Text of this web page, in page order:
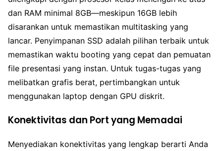
dan RAM minimal 8GB—meskipun 16GB lebih
disarankan untuk memastikan multitasking yang
lancar. Penyimpanan SSD adalah pilihan terbaik untuk
memastikan waktu booting yang cepat dan pemuatan
file presentasi yang instan. Untuk tugas-tugas yang
melibatkan grafis berat, pertimbangkan untuk
menggunakan laptop dengan GPU diskrit.
Konektivitas dan Port yang Memadai
Menyediakan konektivitas yang lengkap berarti Anda